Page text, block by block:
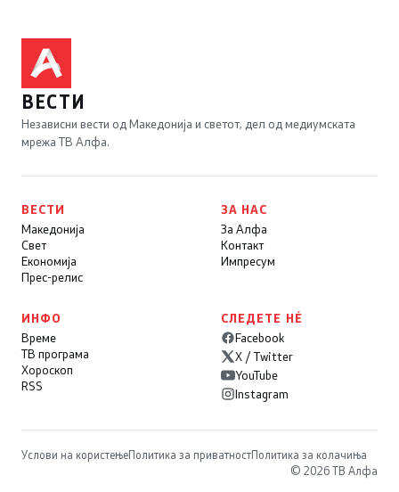
ВЕСТИ
Независни вести од Македонија и светот, дел од медиумската
мрежа ТВ Алфа.
ВЕСТИ
Македонија
Свет
Економија
Прес-релис
ЗА НАС
За Алфа
Контакт
Импресум
ИНФО
Време
ТВ програма
Хороскоп
RSS
СЛЕДЕТЕ НÉ
Facebook
X / Twitter
YouTube
Instagram
Услови на користењеПолитика за приватностПолитика за колачиња
© 2026 ТВ Алфа